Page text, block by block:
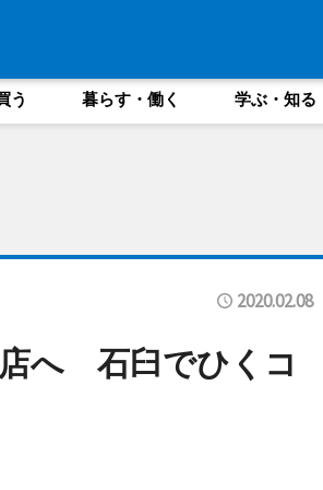
う 暮らす・働く 学ぶ・知る
2020.02.08
へ 石臼でひくコ